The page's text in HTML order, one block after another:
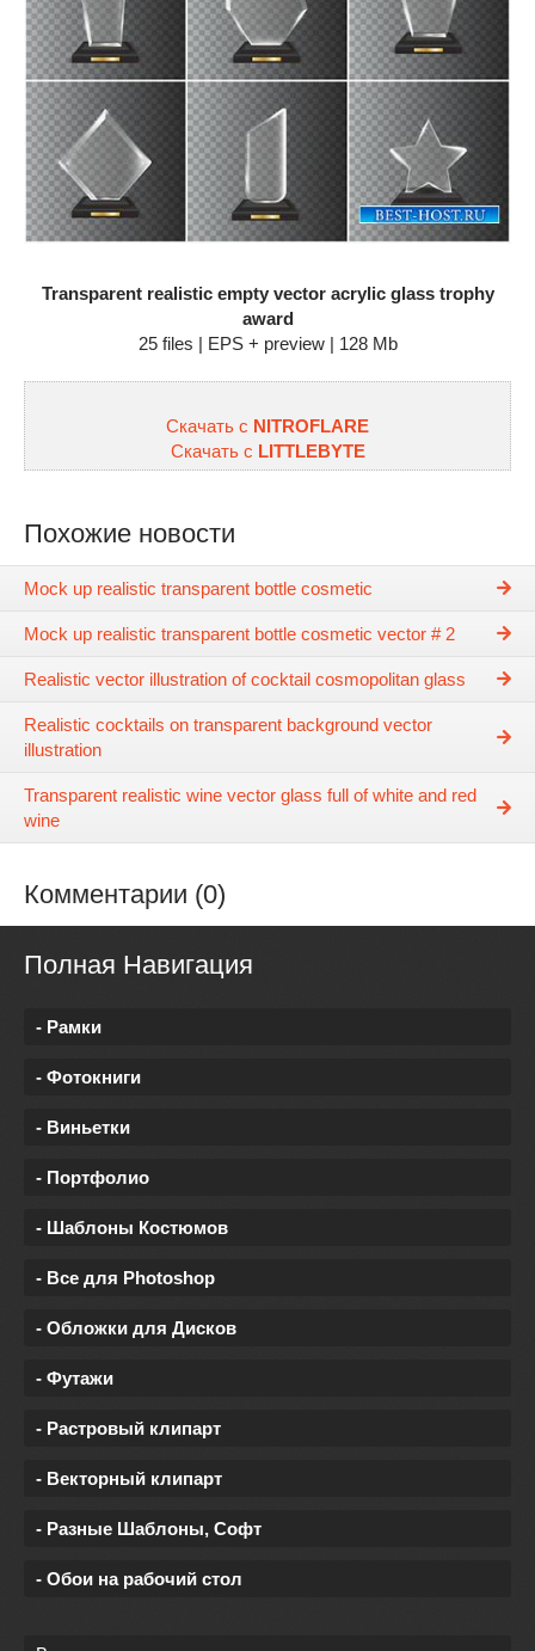
Transparent realistic empty vector acrylic glass trophy
award
25 files | EPS + preview | 128 Mb
Скачать с NITROFLARE
Скачать с LITTLEBYTE
Похожие новости
Mock up realistic transparent bottle cosmetic
Mock up realistic transparent bottle cosmetic vector # 2
Realistic vector illustration of cocktail cosmopolitan glass
Realistic cocktails on transparent background vector
illustration
Transparent realistic wine vector glass full of white and red
wine
Комментарии (0)
Полная Навигация
- Рамки
- Фотокниги
- Виньетки
- Портфолио
- Шаблоны Костюмов
- Все для Photoshop
- Обложки для Дисков
- Футажи
- Растровый клипарт
- Векторный клипарт
- Разные Шаблоны, Софт
- Обои на рабочий стол